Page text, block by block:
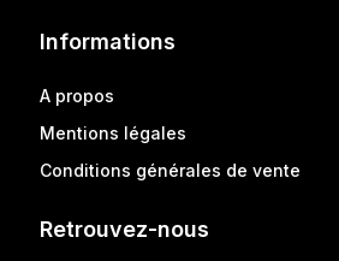
Informations
A propos
Mentions légales
Conditions générales de vente
Retrouvez-nous